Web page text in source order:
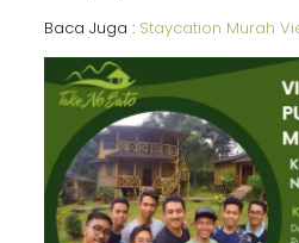
Baca Juga : Staycation Murah